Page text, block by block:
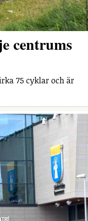
centrums
75 cyklar och är